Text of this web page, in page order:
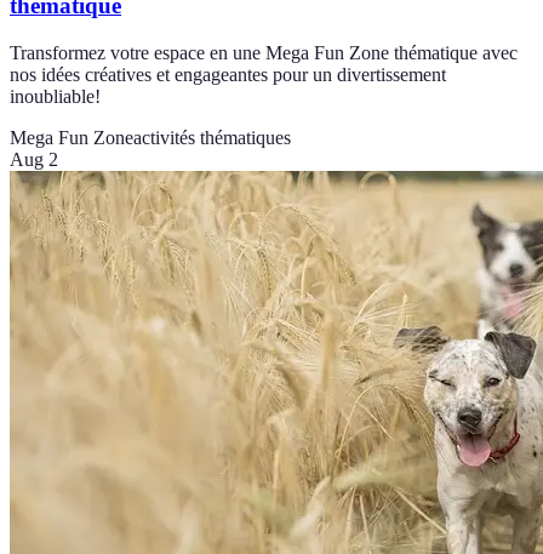
thématique
Transformez votre espace en une Mega Fun Zone thématique avec
nos idées créatives et engageantes pour un divertissement
inoubliable!
Mega Fun Zoneactivités thématiques
Aug 2